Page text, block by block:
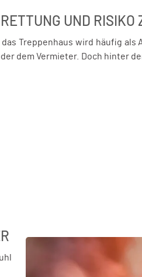
UND RISIKO
Treppenhaus wird häufig
dem Vermieter. Doch hinter